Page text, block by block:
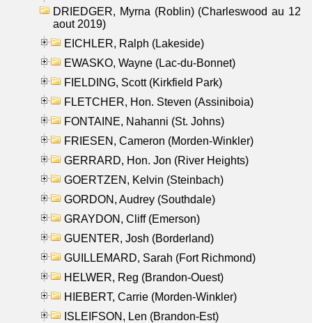
DRIEDGER, Myrna (Roblin) (Charleswood au 12
aout 2019)
EICHLER, Ralph (Lakeside)
EWASKO, Wayne (Lac-du-Bonnet)
FIELDING, Scott (Kirkfield Park)
FLETCHER, Hon. Steven (Assiniboia)
FONTAINE, Nahanni (St. Johns)
FRIESEN, Cameron (Morden-Winkler)
GERRARD, Hon. Jon (River Heights)
GOERTZEN, Kelvin (Steinbach)
GORDON, Audrey (Southdale)
GRAYDON, Cliff (Emerson)
GUENTER, Josh (Borderland)
GUILLEMARD, Sarah (Fort Richmond)
HELWER, Reg (Brandon-Ouest)
HIEBERT, Carrie (Morden-Winkler)
ISLEIFSON, Len (Brandon-Est)